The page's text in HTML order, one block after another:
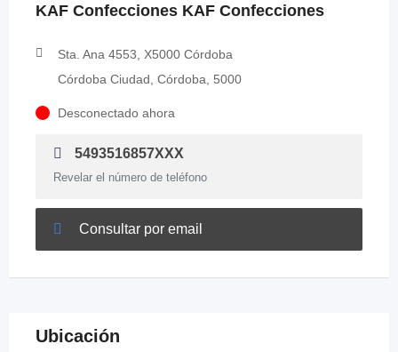
KAF Confecciones KAF Confecciones
Sta. Ana 4553, X5000 Córdoba
Córdoba Ciudad, Córdoba, 5000
Desconectado ahora
5493516857XXX
Revelar el número de teléfono
Consultar por email
Ubicación